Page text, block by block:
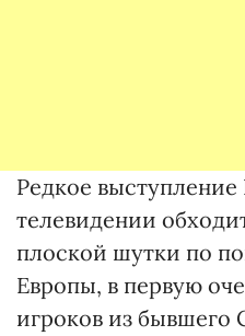
Редкое
телевидении
плоской шутки по
Европы, в первую
игроков из бывшего